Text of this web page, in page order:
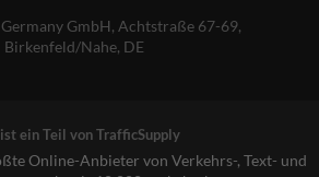
GmbH, Achtstraße 67-69,
Birkenfeld/Nahe, DE
ein Teil von TrafficSupply
Online-Anbieter von Verkehrs-, Text- und